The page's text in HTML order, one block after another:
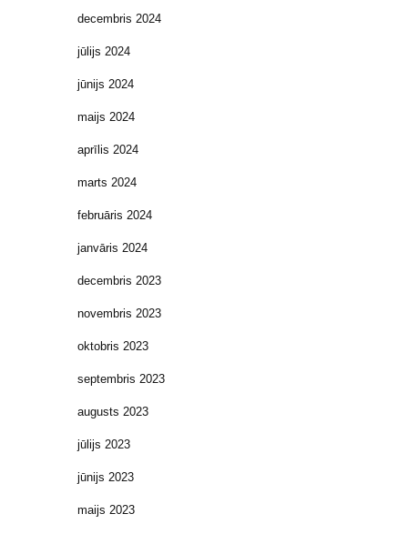
decembris 2024
jūlijs 2024
jūnijs 2024
maijs 2024
aprīlis 2024
marts 2024
februāris 2024
janvāris 2024
decembris 2023
novembris 2023
oktobris 2023
septembris 2023
augusts 2023
jūlijs 2023
jūnijs 2023
maijs 2023